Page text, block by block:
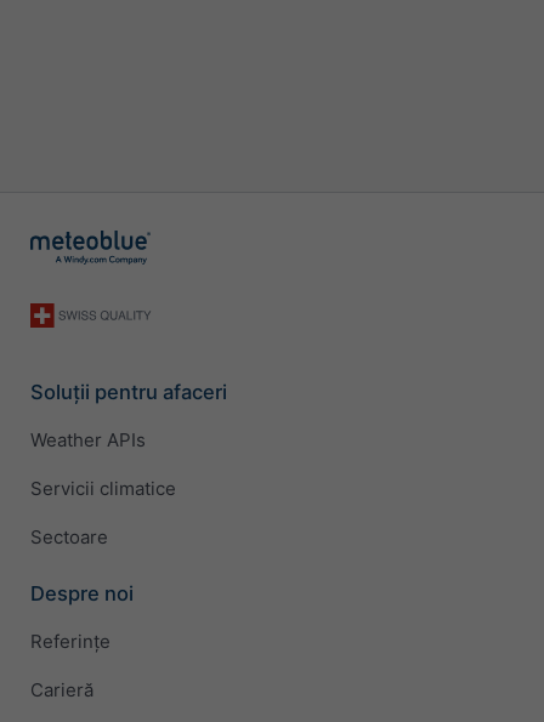
Soluții pentru afaceri
Weather APIs
Servicii climatice
Sectoare
Despre noi
Referințe
Carieră